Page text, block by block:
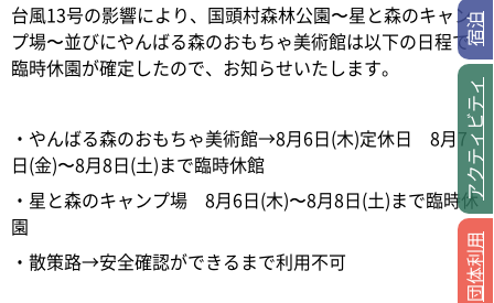
台風13号の影響により、国頭村森林公園〜星と森のキャン
プ場〜並びにやんばる森のおもちゃ美術館は以下の日程で
臨時休園が確定したので、お知らせいたします。
・やんばる森のおもちゃ美術館→8月6日(木)定休日 8月7
日(金)〜8月8日(土)まで臨時休館
・星と森のキャンプ場 8月6日(木)〜8月8日(土)まで臨時休
園
・散策路→安全確認ができるまで利用不可
団体利用
アクティビティ
宿泊